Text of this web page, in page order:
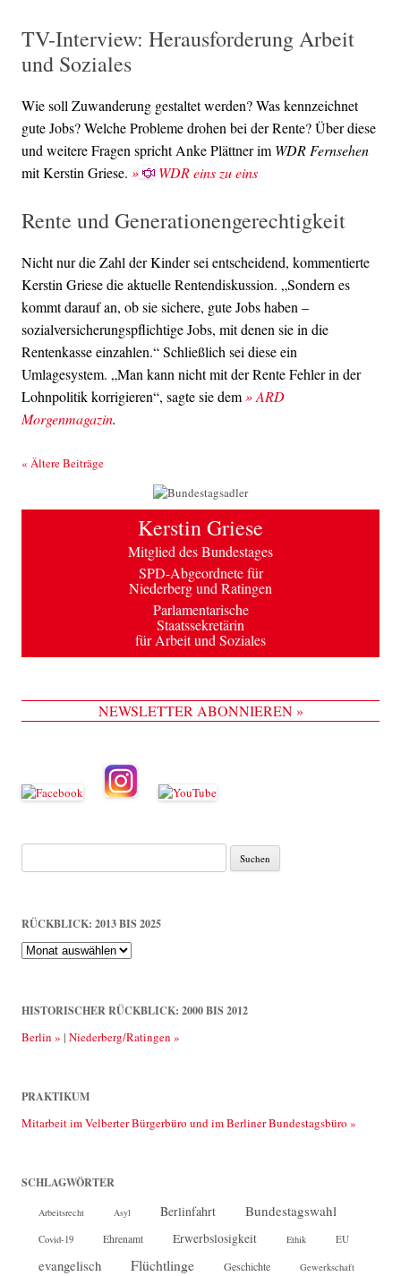
TV-Interview: Herausforderung Arbeit
und Soziales
Wie soll Zuwanderung gestaltet werden? Was kennzeichnet
gute Jobs? Welche Probleme drohen bei der Rente? Über diese
und weitere Fragen spricht Anke Plättner im WDR Fernsehen
mit Kerstin Griese. » WDR eins zu eins
Rente und Generationengerechtigkeit
Nicht nur die Zahl der Kinder sei entscheidend, kommentierte
Kerstin Griese die aktuelle Rentendiskussion. „Sondern es
kommt darauf an, ob sie sichere, gute Jobs haben –
sozialversicherungspflichtige Jobs, mit denen sie in die
Rentenkasse einzahlen.“ Schließlich sei diese ein
Umlagesystem. „Man kann nicht mit der Rente Fehler in der
Lohnpolitik korrigieren“, sagte sie dem» ARD
Morgenmagazin.
Beitrags-Navigation
« Ältere Beiträge
Kerstin Griese
Mitglied des Bundestages
SPD-Abgeordnete für
Niederberg und Ratingen
Parlamentarische
Staatssekretärin
für Arbeit und Soziales
NEWSLETTER ABONNIEREN »
Suche
nach:
RÜCKBLICK: 2013 BIS 2025
Rückblick:
2013
HISTORISCHER RÜCKBLICK: 2000 BIS 2012
Berlin » | Niederberg/Ratingen »
PRAKTIKUM
Mitarbeit im Velberter Bürgerbüro und im Berliner Bundestagsbüro »
SCHLAGWÖRTER
Arbeitsrecht Asyl Berlinfahrt Bundestagswahl
Covid-19 Ehrenamt Erwerbslosigkeit Ethik EU
evangelisch Flüchtlinge Geschichte Gewerkschaft